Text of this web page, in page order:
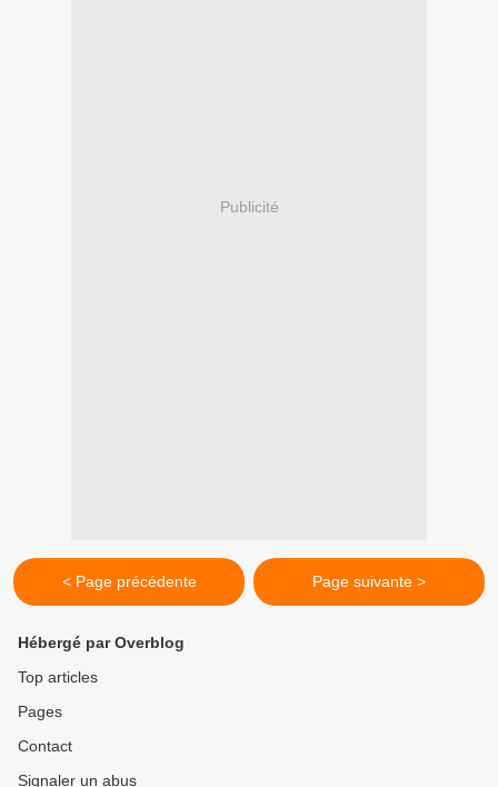
Publicité
< Page précédente Page suivante >
Hébergé par Overblog
Top articles
Pages
Contact
Signaler un abus